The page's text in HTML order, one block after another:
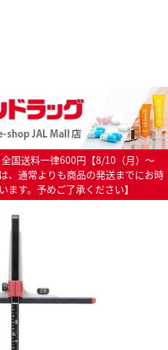
国送料一律600円【8/10（月）～
、通常よりも商品の発送までにお時
ます。予めご了承ください】